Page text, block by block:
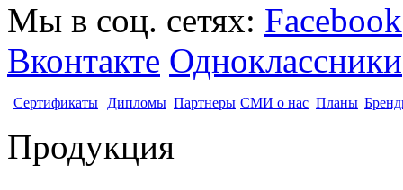
Мы в соц. сетях: Facebook
Вконтакте Одноклассники
Сертификаты Дипломы Партнеры СМИ о нас Планы
Продукция